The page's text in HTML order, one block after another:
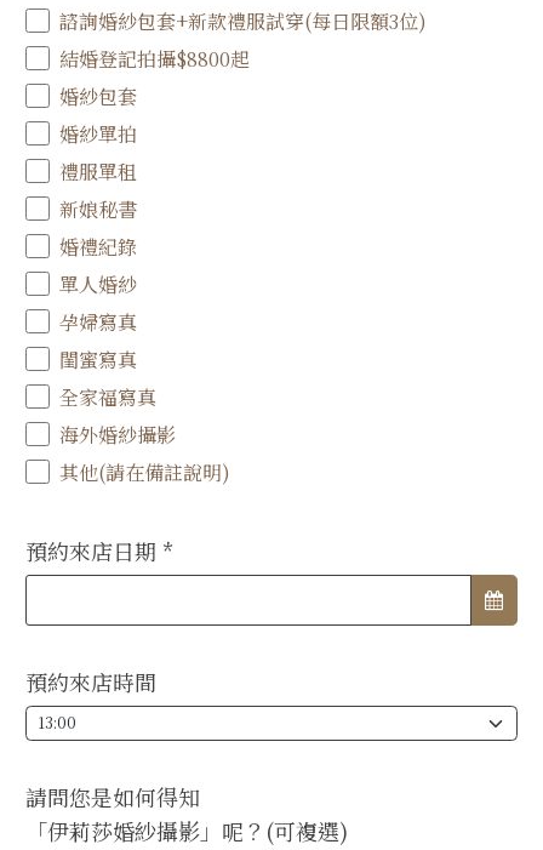
諮詢婚紗包套+新款禮服試穿(每日限額3位)
結婚登記拍攝$8800起
婚紗包套
婚紗單拍
禮服單租
新娘秘書
婚禮紀錄
單人婚紗
孕婦寫真
閨蜜寫真
全家福寫真
海外婚紗攝影
其他(請在備註說明)
預約來店日期 *
預約來店時間
請問您是如何得知
「伊莉莎婚紗攝影」呢？(可複選)